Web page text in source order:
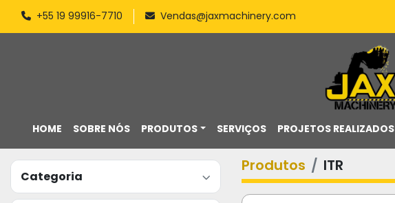
+55 19 99916-7710 Vendas@jaxmachinery.com
HOME PRODUTOS
SOBRE NÓS SERVIÇOS PROJETOS REALIZADOS
Categoria
Produtos ITR